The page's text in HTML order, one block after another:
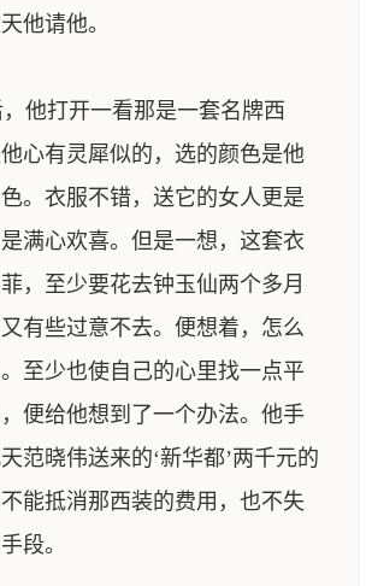
他请他。
他打开一看那是一套名牌西
心有灵犀似的，选的颜色是他
。衣服不错，送它的女人更是
满心欢喜。但是一想，这套衣
，至少要花去钟玉仙两个多月
有些过意不去。便想着，怎么
至少也使自己的心里找一点平
便给他想到了一个办法。他手
范晓伟送来的‘新华都’两千元的
能抵消那西装的费用，也不失
段。